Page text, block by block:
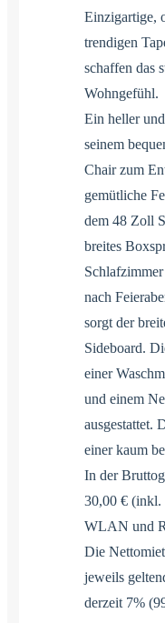
Einzigartige,
trendigen
schaffen das
Wohngefühl.
Ein heller
seinem
Chair zum
gemütliche
dem 48 Zoll
breites
nach
sorgt der
Sideboard.
einer
und einem
ausgestattet.
einer kaum
In der
30,00 € (inkl.
WLAN und
Die
jeweils
derzeit 7%